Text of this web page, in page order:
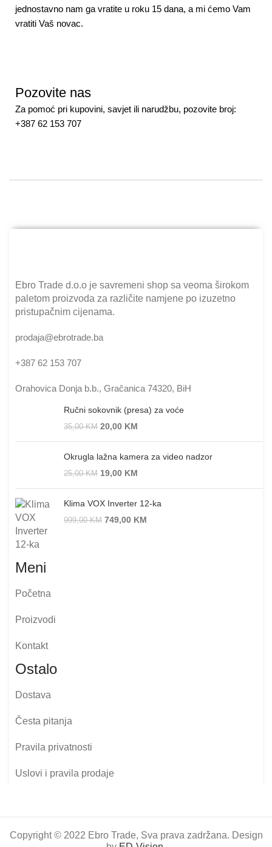
jednostavno nam ga vratite u roku 15 dana, a mi ćemo Vam
vratiti Vaš novac.
Pozovite nas
Za pomoć pri kupovini, savjet ili narudžbu, pozovite broj:
+387 62 153 707
Ebro Trade d.o.o je savremeni shop sa veoma širokom
paletom proizvoda za različite namjene po izuzetno
pristupačnim cijenama.
prodaja@ebrotrade.ba
+387 62 153 707
Orahovica Donja b.b., Gračanica 74320, BiH
Ručni sokovnik (presa) za voće
35,00KM 20,00 KM
Okrugla lažna kamera za video nadzor
25,00KM 19,00 KM
Klima VOX Inverter 12-ka
999,00KM 749,00 KM
Meni
Početna
Proizvodi
Kontakt
Ostalo
Dostava
Česta pitanja
Pravila privatnosti
Uslovi i pravila prodaje
Copyright © 2022 Ebro Trade, Sva prava zadržana. Design